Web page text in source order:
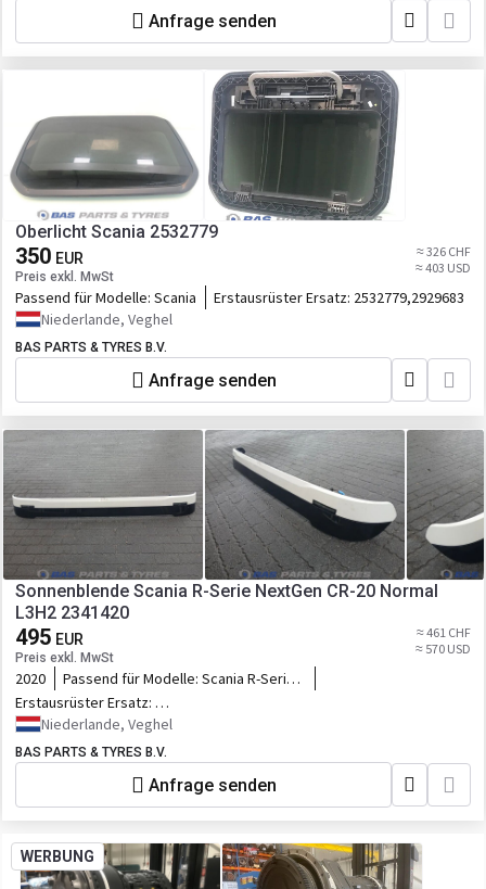
Anfrage senden
Oberlicht Scania 2532779
350 EUR
Preis exkl. MwSt
≈ 326 CHF
≈ 403 USD
Passend für Modelle: Scania Erstausrüster Ersatz: 2532779,2929683
Niederlande, Veghel
BAS PARTS & TYRES B.V.
Anfrage senden
Sonnenblende Scania R-Serie NextGen CR-20 Normal
L3H2 2341420
495 EUR
Preis exkl. MwSt
≈ 461 CHF
≈ 570 USD
2020 Passend für Modelle: Scania R-Serie
NextGen
Erstausrüster Ersatz:
2341420,2541737,1.00277
Niederlande, Veghel
BAS PARTS & TYRES B.V.
Anfrage senden
WERBUNG